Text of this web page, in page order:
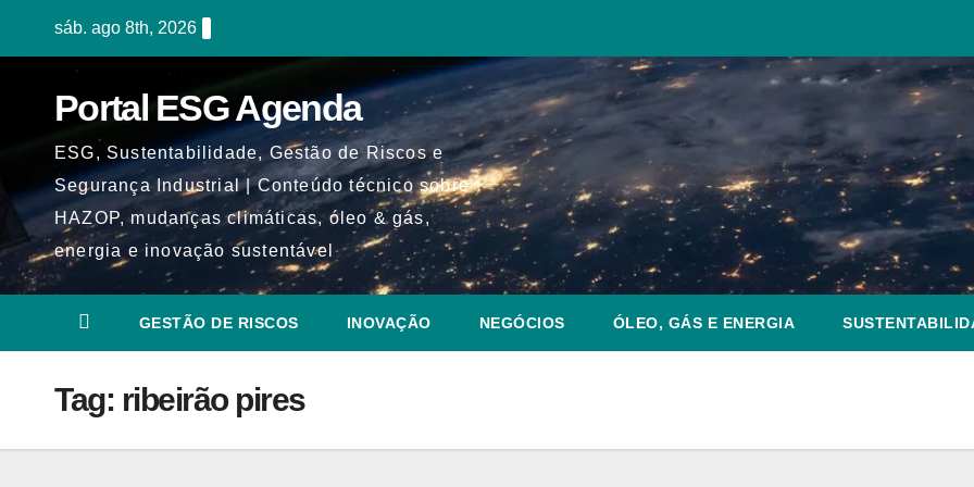
sáb. ago 8th, 2026
Portal ESG Agenda
ESG, Sustentabilidade, Gestão de Riscos e
Segurança Industrial | Conteúdo técnico sobre
HAZOP, mudanças climáticas, óleo & gás,
energia e inovação sustentável
GESTÃO DE RISCOS INOVAÇÃO NEGÓCIOS ÓLEO, GÁS E ENERGIA
Tag: ribeirão pires